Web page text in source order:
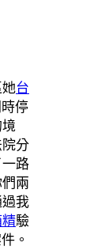
台
停
分
路
兩
我
驗
。